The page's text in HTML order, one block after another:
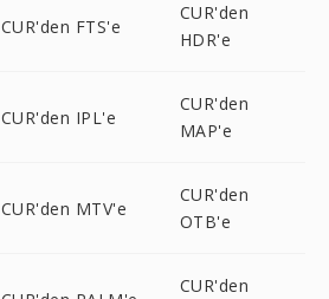
CUR'den FTS'e
CUR'den
HDR'e
CUR'den IPL'e
CUR'den
MAP'e
CUR'den MTV'e
CUR'den
OTB'e
CUR'den